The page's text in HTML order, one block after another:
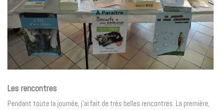
Les rencontres
Pendant toute la journée, j’ai fait de très belles rencontres. La première,